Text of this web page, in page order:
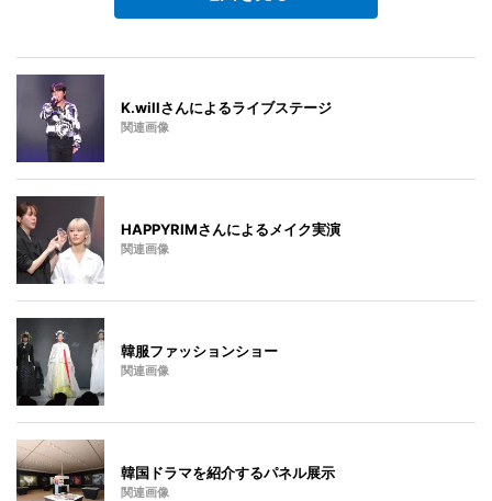
K.willさんによるライブステージ
関連画像
HAPPYRIMさんによるメイク実演
関連画像
韓服ファッションショー
関連画像
韓国ドラマを紹介するパネル展示
関連画像